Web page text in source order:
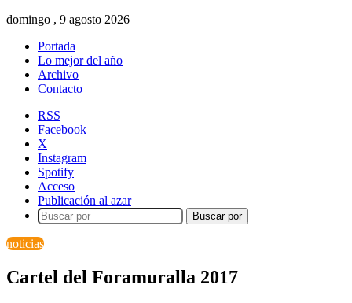
domingo , 9 agosto 2026
Portada
Lo mejor del año
Archivo
Contacto
RSS
Facebook
X
Instagram
Spotify
Acceso
Publicación al azar
Buscar por
noticias
Cartel del Foramuralla 2017